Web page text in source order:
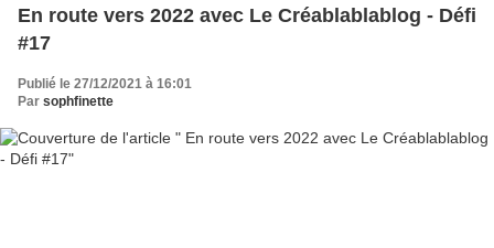
En route vers 2022 avec Le Créablablablog - Défi
#17
Publié le 27/12/2021 à 16:01
Par sophfinette